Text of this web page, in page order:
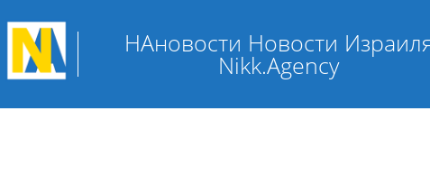
НАновости Новости
Nikk.Agency